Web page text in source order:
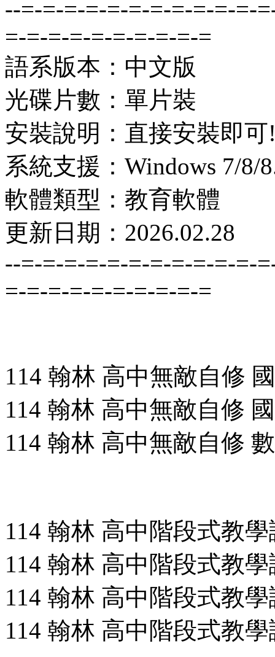
--=-=-=-=-=-=-=-=-=-=-=-
=-=-=-=-=-=-=-=-=-=
語系版本：中文版
光碟片數：單片裝
安裝說明：直接安裝即可
系統支援：Windows 7/8/
軟體類型：教育軟體
更新日期：2026.02.28
--=-=-=-=-=-=-=-=-=-=-=-
=-=-=-=-=-=-=-=-=-=
114 翰林 高中無敵自修
114 翰林 高中無敵自修
114 翰林 高中無敵自修
114 翰林 高中階段式教
114 翰林 高中階段式教
114 翰林 高中階段式教
114 翰林 高中階段式教